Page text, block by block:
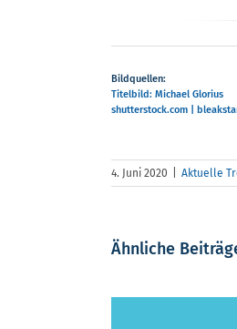
Bildquellen:
Titelbild: Michael Glorius
shutterstock.com |
4. Juni 2020 Aktuelle
Ähnliche